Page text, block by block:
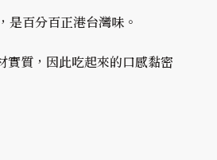
是百分百正港台灣味。
實質，因此吃起來的口感黏密